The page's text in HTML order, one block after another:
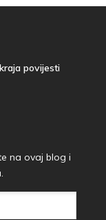
povijesti
na ovaj blog i